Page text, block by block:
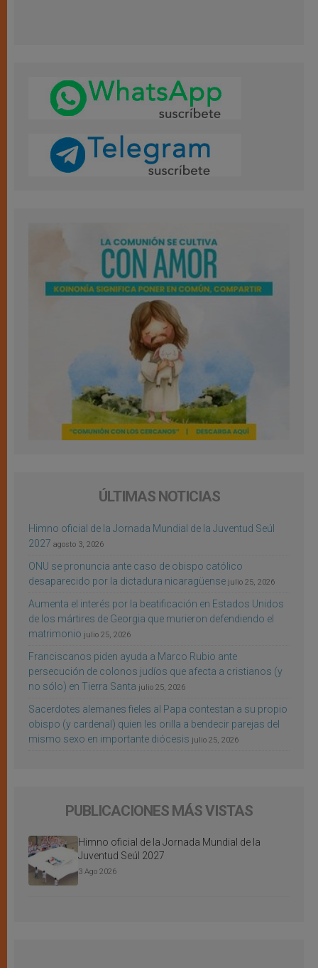
ÚLTIMAS NOTICIAS
Himno oficial de la Jornada Mundial de la Juventud Seúl
2027 agosto 3, 2026
ONU se pronuncia ante caso de obispo católico
desaparecido por la dictadura nicaragüense julio 25, 2026
Aumenta el interés por la beatificación en Estados Unidos
de los mártires de Georgia que murieron defendiendo el
matrimonio julio 25, 2026
Franciscanos piden ayuda a Marco Rubio ante
persecución de colonos judíos que afecta a cristianos (y
no sólo) en Tierra Santa julio 25, 2026
Sacerdotes alemanes fieles al Papa contestan a su propio
obispo (y cardenal) quien les orilla a bendecir parejas del
mismo sexo en importante diócesis julio 25, 2026
PUBLICACIONES MÁS VISTAS
Himno oficial de la Jornada Mundial de la
Juventud Seúl 2027
3 Ago 2026